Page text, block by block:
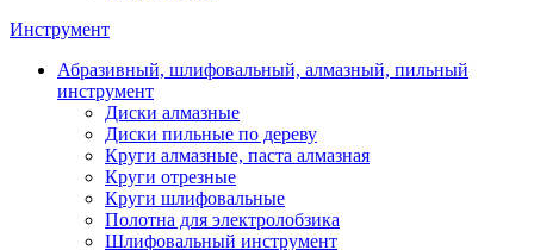
Инструмент
Абразивный, шлифовальный, алмазный, пильный
инструмент
Диски алмазные
Диски пильные по дереву
Круги алмазные, паста алмазная
Круги отрезные
Круги шлифовальные
Полотна для электролобзика
Шлифовальный инструмент